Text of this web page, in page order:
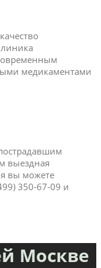
медикаментами
выездная
вы можете
350-67-09 и
Москве